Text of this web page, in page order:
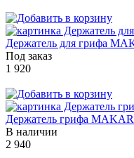
Держатель для грифа
Под заказ
1 920
Держатель грифа
В наличии
2 940